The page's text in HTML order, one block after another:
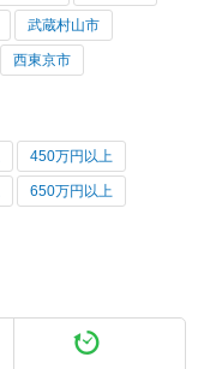
武蔵村山市
西東京市
450万円以上
650万円以上